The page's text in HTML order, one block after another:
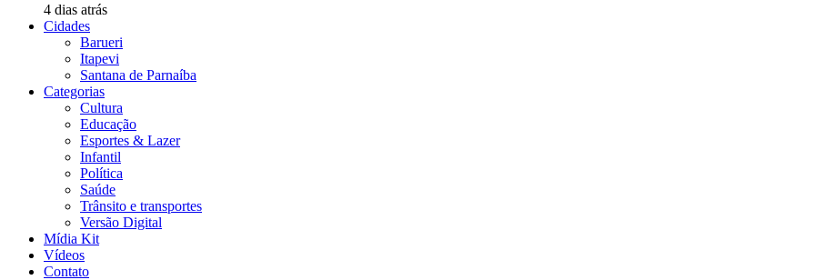
4 dias atrás
Cidades
Barueri
Itapevi
Santana de Parnaíba
Categorias
Cultura
Educação
Esportes & Lazer
Infantil
Política
Saúde
Trânsito e transportes
Versão Digital
Mídia Kit
Vídeos
Contato